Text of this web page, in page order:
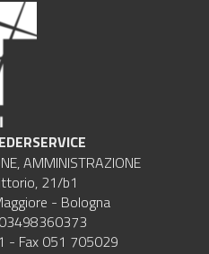
AMMINISTRAZIONE
21/b1
- Bologna
- Fax 051 705029